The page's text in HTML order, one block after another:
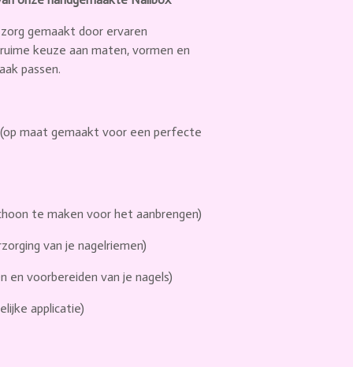
gemaakt door ervaren
keuze aan maten, vormen en
passen.
(op maat gemaakt voor een perfecte
te maken voor het aanbrengen)
van je nagelriemen)
en voorbereiden van je nagels)
applicatie)